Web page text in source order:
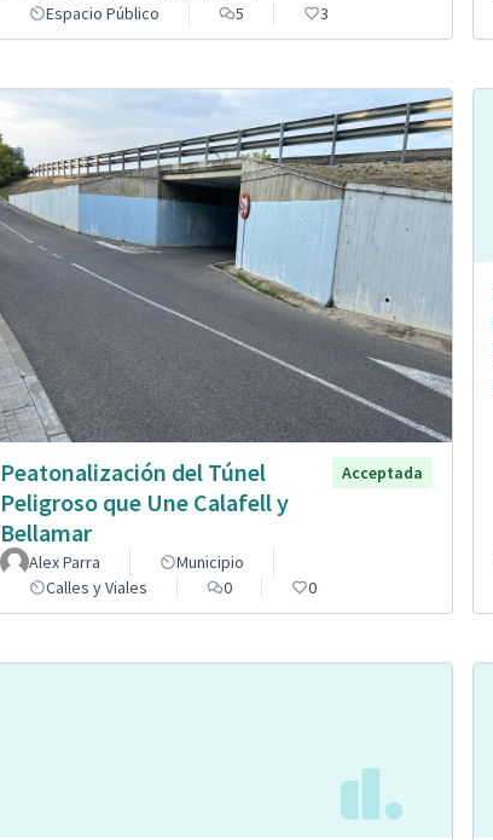
Espacio Público
5 3
Peatonalización del Túnel
Peligroso que Une Calafell y
Bellamar
Acceptada
Alex Parra
Municipio
Calles y Viales
0 0